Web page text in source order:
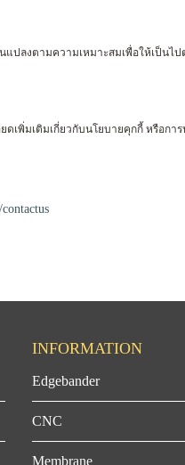
ปลงตามความเหมาะสมเพื่อให้เป็น
ดเพิ่มเติมเกี่ยวกับนโยบายคุกกี้ หรือ
INFORMATION
Edgebander
CNC
Membrane